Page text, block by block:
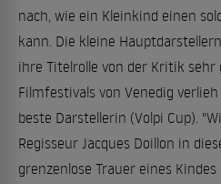
nach, wie ein Kleinkind einen
kann. Die kleine
ihre Titelrolle von der Kritik sehr
Filmfestivals von Venedig
beste Darstellerin (Volpi Cup).
Regisseur Jacques Doillon in
grenzenlose Trauer eines